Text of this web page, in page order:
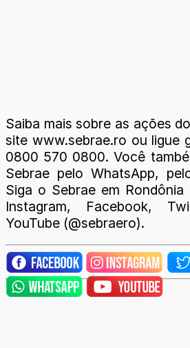
Saiba mais sobre as ações
site www.sebrae.ro ou ligue
0800 570 0800. Você
Sebrae pelo WhatsApp,
Siga o Sebrae em
Instagram, Facebook,
YouTube (@sebraero).